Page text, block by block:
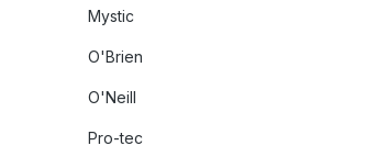
Mystic
O'Brien
O'Neill
Pro-tec